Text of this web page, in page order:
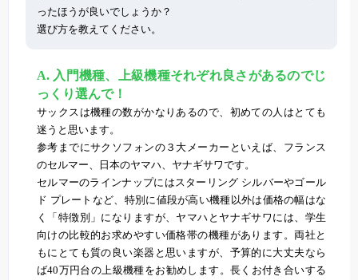
ったほうが良いでしょうか？
選び方を教えてください。
A. 入門機種、上級機種それぞれ良さがあるのでじ
っくり選んで！
サックスは機種の数がかなりあるので、初めての人はとても
迷うと思います。
参考までにサクソフォンの３大メーカーといえば、フランス
のセルマー、日本のヤマハ、ヤナギサワです。
セルマーのラインナップにはスターリング シルバーやゴール
ド プレートなど、特別に値段が高い機種以外は価格の幅はな
く「特徴別」になりますが、ヤマハとヤナギサワには、学生
向けの比較的お求めやすい価格帯の機種があります。両社と
もにとても質の良い楽器と思いますが、予算的に大丈夫なら
ば40万円台の上級機種をお勧めします。長くお付き合いする